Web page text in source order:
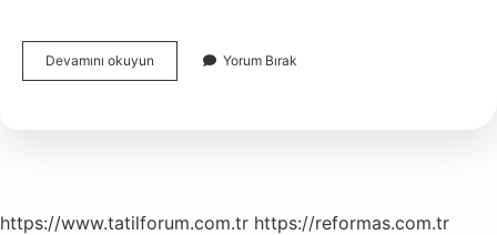
Devamını okuyun
Kontrolü
Yorum Bırak
https://www.tatilforum.com.tr https://reformas.com.tr